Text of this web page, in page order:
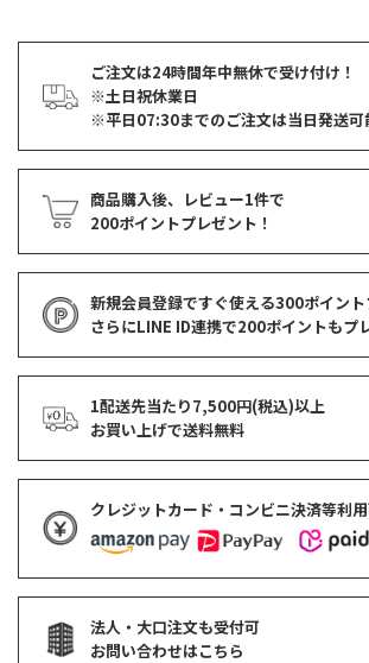
ご注文は24時間年中無休で受け付け！
※土日祝休業日
※平日07:30までのご注文は当日発送可
商品購入後、レビュー1件で
200ポイントプレゼント！
新規会員登録ですぐ使える300ポイント
さらにLINE ID連携で200ポイントもプ
1配送先当たり7,500円(税込)以上
お買い上げで送料無料
クレジットカード・コンビニ決済等利
法人・大口注文も受付可
お問い合わせはこちら